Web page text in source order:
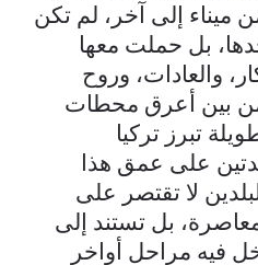
ميناء إلى آخر، لم تكن
بل حملت معها
والعادات، وروح
بين أعرق محطات
تبرز تركيا
على عمق هذا
لا تقتصر على
بل تستند إلى
فيه مراحل أواخر